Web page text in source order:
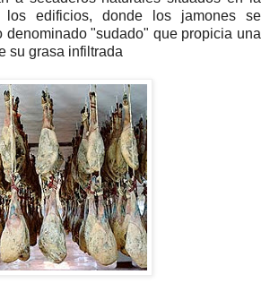
los edificios, donde los jamones se
denominado "sudado" que propicia una
su grasa infiltrada